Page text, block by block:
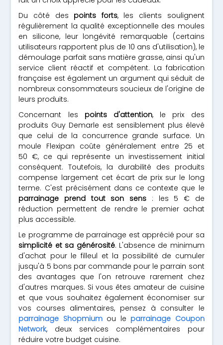
Du côté des points forts, les clients soulignent
régulièrement la qualité exceptionnelle des moules
en silicone, leur longévité remarquable (certains
utilisateurs rapportent plus de 10 ans d'utilisation), le
démoulage parfait sans matière grasse, ainsi qu'un
service client réactif et compétent. La fabrication
française est également un argument qui séduit de
nombreux consommateurs soucieux de l'origine de
leurs produits.
Concernant les points d'attention, le prix des
produits Guy Demarle est sensiblement plus élevé
que celui de la concurrence grande surface. Un
moule Flexipan coûte généralement entre 25 et
50 €, ce qui représente un investissement initial
conséquent. Toutefois, la durabilité des produits
compense largement cet écart de prix sur le long
terme. C'est précisément dans ce contexte que le
parrainage prend tout son sens : les 5 € de
réduction permettent de rendre le premier achat
plus accessible.
Le programme de parrainage est apprécié pour sa
simplicité et sa générosité. L'absence de minimum
d'achat pour le filleul et la possibilité de cumuler
jusqu'à 5 bons par commande pour le parrain sont
des avantages que l'on retrouve rarement chez
d'autres marques. Si vous êtes amateur de cuisine
et que vous souhaitez également économiser sur
vos courses alimentaires, pensez à consulter le
parrainage Shopmiumou le parrainage Coupon
Network, deux services complémentaires pour
réduire votre budget cuisine.